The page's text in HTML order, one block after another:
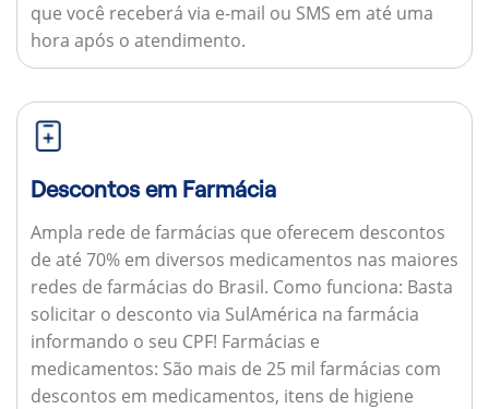
que você receberá via e-mail ou SMS em até uma
hora após o atendimento.
Descontos em Farmácia
Ampla rede de farmácias que oferecem descontos
de até 70% em diversos medicamentos nas maiores
redes de farmácias do Brasil. Como funciona: Basta
solicitar o desconto via SulAmérica na farmácia
informando o seu CPF! Farmácias e
medicamentos: São mais de 25 mil farmácias com
descontos em medicamentos, itens de higiene